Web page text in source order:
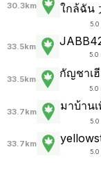
30.3km
ใกล้ฉัน
5.0
33.5km
5.0
33.5km กัญชาเ
5.0
33.7km มาบ้าน
5.0
33.7km
5.0